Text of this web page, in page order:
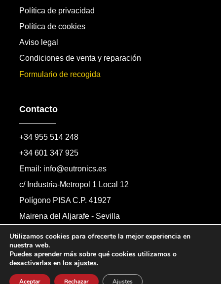
Política de privacidad
Política de cookies
Aviso legal
Condiciones de venta y reparación
Formulario de recogida
Contacto
+34 955 514 248
+34 601 347 925
Email: info@eutronics.es
c/ Industria-Metropol 1 Local 12
Polígono PISA C.P. 41927
Mairena del Aljarafe - Sevilla
Formulario de contacto
Todos los derechos reservados.
Utilizamos cookies para ofrecerte la mejor experiencia en
nuestra web.
Puedes aprender más sobre qué cookies utilizamos o
desactivarlas en los ajustes.
Aceptar Rechazar Ajustes